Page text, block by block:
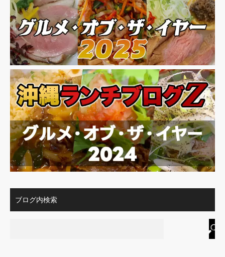
ブログ内検索